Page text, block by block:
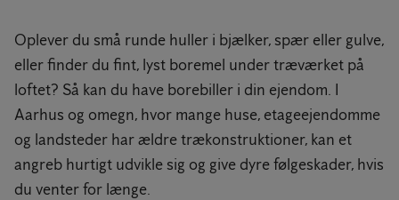
Oplever du små runde huller i bjælker, spær eller gulve,
eller finder du fint, lyst boremel under træværket på
loftet? Så kan du have borebiller i din ejendom. I
Aarhus og omegn, hvor mange huse, etageejendomme
og landsteder har ældre trækonstruktioner, kan et
angreb hurtigt udvikle sig og give dyre følgeskader, hvis
du venter for længe.